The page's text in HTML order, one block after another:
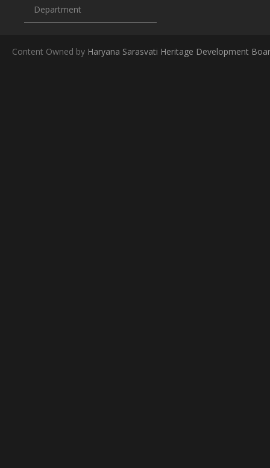
Department
Content Owned by Haryana Sarasvati Heritage Development